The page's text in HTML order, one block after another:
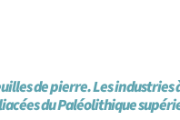
de pierre. Les industries
du Paléolithique